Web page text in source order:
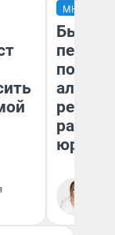
МНЕНИЕ
Был
разбор
юриста